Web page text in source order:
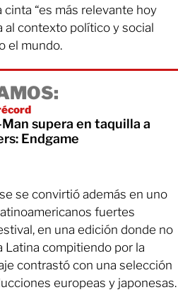
“es más relevante hoy
al contexto político y social
el mundo.
supera en taquilla a
Endgame
se convirtió además en uno
fuertes
en una edición donde no
Latina compitiendo por la
contrastó con una selección
europeas y japonesas.